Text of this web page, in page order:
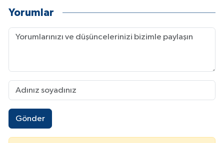
Yorumlar
Gönder